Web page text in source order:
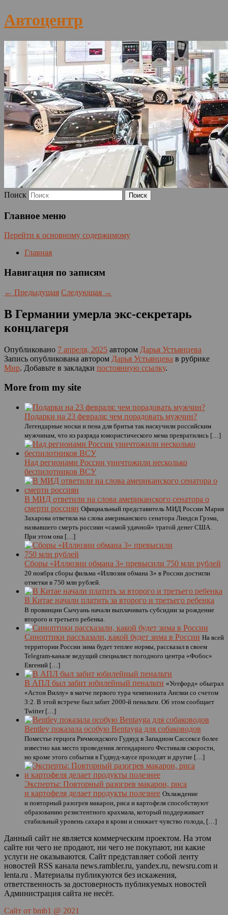
Автоцентр
Поиск
Главное меню
Перейти к основному содержимому
Главная
Навигация по записям
← Предыдущая Следующая →
В Германии умерла экс-секретарь
концлагеря
Опубликовано 7 апреля, 2025 автором Дарья Устьянцева
Запись опубликована автором Дарья Устьянцева в рубрике
Мир. Добавьте в закладки постоянную ссылку.
More from my site
Подарки на 23 февраля: чем порадовать мужчин?
Легендарные носки и пена для бритья так наскучили российским
мужчинам, что из разряда юмористического мема превратились […]
Над регионами России уничтожили несколько
беспилотников ВСУ
В МИД ответили на слова американского сенатора о
смерти россиян Официальный представитель МИД России Мария
Захарова ответила на слова американского сенатора Линдси Грэма,
назвавшего смерть россиян «самой удачной» тратой денег США.
При этом она […]
Сборы «Иллюзии обмана 3» превысили 750 млн рублей
20 ноября сборы фильма «Иллюзия обмана 3» в России достигли
отметки в 750 млн рублей.
В Китае начали платить за второго и третьего ребенка
В провинции Сычуань начали выплачивать субсидии за рождение
второго и третьего ребенка.
Синоптики рассказали, какой будет зима в России На всей
территории России зима будет теплее нормы, рассказал в своем
Telegram-канале ведущий специалист погодного центра «Фобос»
Евгений […]
В АПЛ был забит юбилейный пенальти «Уотфорд» обыграл
«Астон Виллу» в матче первого тура чемпионата Англии со счетом
3:2. В этой встрече был забит 2000-й пенальти. Об этом сообщает
Twitter […]
Bentley показала особую Bentayga для собаководов
Поместье герцога Ричмондского Гудвуд в Западном Сассексе более
известно как место проведения легендарного Фестиваля скорости,
но кроме этого события в Гудвуд-хаусе проходят и другие […]
Эксперты: Повторный разогрев макарон, риса
и картофеля делает продукты полезнее Охлаждение
и повторный разогрев макарон, риса и картофеля способствуют
образованию резистентного крахмала, который поддерживает
стабильный уровень сахара в крови и снижает чувство голода, […]
Данный сайт не является коммерческим проектом. На этом
сайте ни чего не продают, ни чего не покупают, ни какие
услуги не оказываются. Сайт представляет собой ленту
новостей RSS канала news.rambler.ru, yandex.ru, newsru.com и
lenta.ru . Материалы публикуются без искажения,
ответственность за достоверность публикуемых новостей
Администрация сайта не несёт.
Сайт от bmb1 @ 2021